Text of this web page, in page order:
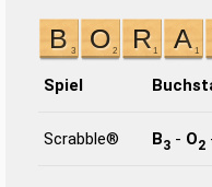
Spiel
Scrabble® B3 - O2